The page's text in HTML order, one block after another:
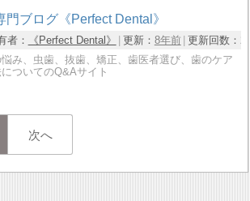
門ブログ《Perfect Dental》
者： 《Perfect Dental》 更新： 8年前 更新回数：
み、虫歯、抜歯、矯正、歯医者選び、歯のケア
ついてのQ&Aサイト
次へ